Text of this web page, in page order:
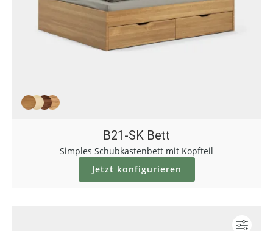
B21-SK Bett
Simples Schubkastenbett mit Kopfteil
Jetzt konfigurieren